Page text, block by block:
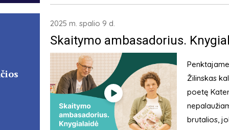
2025 m. spalio 9 d.
Skaitymo ambasadorius.
Žilinskas
poetę
brutalios,